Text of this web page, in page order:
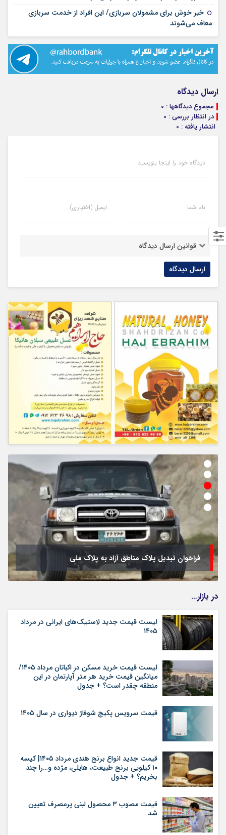
خبر خوش برای مشمولان سربازی/ این افراد از خدمت سربازی
معاف می‌شوند
ارسال دیدگاه
مجموع دیدگاهها : 0
در انتظار بررسی : 0
انتشار یافته : 0
دیدگاه خود را اینجا بنویسید
نام شما ایمیل (اختیاری)
قوانین ارسال دیدگاه
وام ۱۵۰ میلیون تومانی یارانه‌ای برای دهک‌های ۱ تا ۹؛ خبر
واقعی یا شایعه فضای مجازی؟
در بازار…
لیست قیمت جدید لاستیک‌های ایرانی در مرداد
۱۴۰۵
لیست قیمت خرید مسکن در اکباتان مرداد ۱۴۰۵/
میانگین قیمت خرید هر متر آپارتمان در این
منطقه چقدر است؟ + جدول
قیمت سرویس پکیج شوفاژ دیواری در سال ۱۴۰۵
قیمت جدید انواع برنج هندی مرداد ۱۴۰۵| کیسه
۱۰ کیلویی برنج طبیعت، هایلی، مژده و…را چند
بخریم؟ + جدول
قیمت مصوب ۳ محصول لبنی پرمصرف تعیین
شد